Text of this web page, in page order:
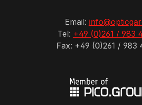
Email:
Tel: +49 (0)261 / 983
Fax: +49 (0)261 / 983